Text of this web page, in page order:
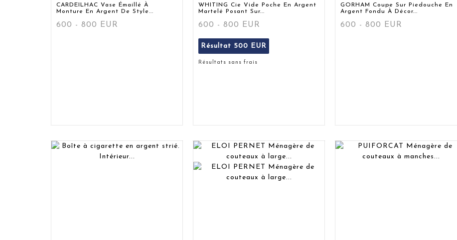
CARDEILHAC Vase Émaillé À
Monture En Argent De Style...
600 - 800 EUR
WHITING Cie Vide Poche En Argent
Martelé Posant Sur...
600 - 800 EUR
Résultat 500 EUR
Résultats sans frais
GORHAM Coupe Sur Piedouche En
Argent Fondu À Décor...
600 - 800 EUR